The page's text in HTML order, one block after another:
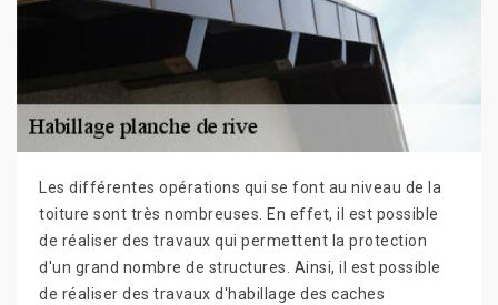
Les différentes opérations qui se font au niveau de la
toiture sont très nombreuses. En effet, il est possible
de réaliser des travaux qui permettent la protection
d'un grand nombre de structures. Ainsi, il est possible
de réaliser des travaux d'habillage des caches